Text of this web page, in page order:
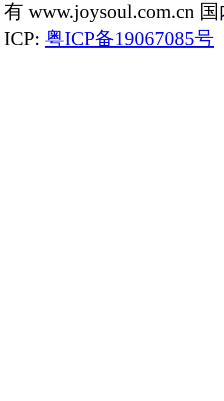
有 www.joysoul.com.cn
ICP: 粤ICP备19067085号